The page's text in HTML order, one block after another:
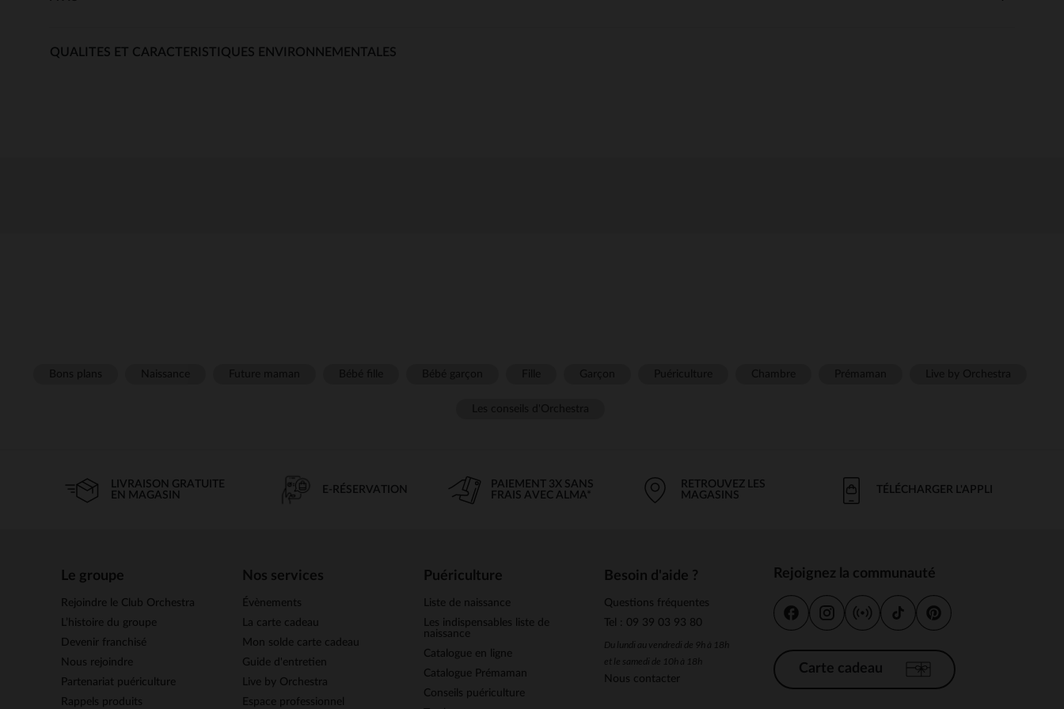
QUALITES ET CARACTERISTIQUES ENVIRONNEMENTALES
LIVRAISON GRATUITE
EN MAGASIN
E-RÉSERVATION
PAIEMENT 3X SANS
FRAIS AVEC ALMA*
RETROUVEZ LES
MAGASINS
TÉLÉCHARGER L'APPLI
Le groupe
Rejoindre le Club Orchestra
L’histoire du groupe
Devenir franchisé
Nous rejoindre
Partenariat puériculture
Rappels produits
Nos services
Évènements
La carte cadeau
Mon solde carte cadeau
Guide d'entretien
Live by Orchestra
Espace professionnel
Puériculture
Liste de naissance
Les indispensables liste de
naissance
Catalogue en ligne
Catalogue Prémaman
Conseils puériculture
Besoin d'aide ?
Questions fréquentes
Tel : 09 39 03 93 80
Du lundi au vendredi de 9h à 18h
et le samedi de 10h à 18h
Nous contacter
Rejoignez la communauté
Carte cadeau